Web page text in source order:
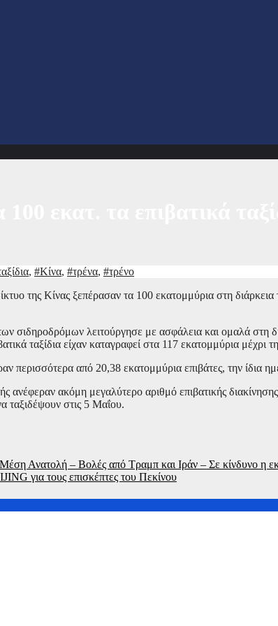
, #Κίνα, #τρένα, #τρένο
της Κίνας ξεπέρασαν τα 100 εκατομμύρια στη
των σιδηροδρόμων λειτούργησε με ασφάλεια και ομαλά
ταξίδια είχαν καταγραφεί στα 117 εκατομμύρια μέχρι
περισσότερα από 20,38 εκατομμύρια επιβάτες, την ίδια
ανέφεραν ακόμη μεγαλύτερο αριθμό επιβατικής
ταξιδέψουν στις 5 Μαΐου.
Ανατολή – Βολές από Τραμπ και Ιράν – Σε κίνδυνο η
για τους επισκέπτες του Πεκίνου